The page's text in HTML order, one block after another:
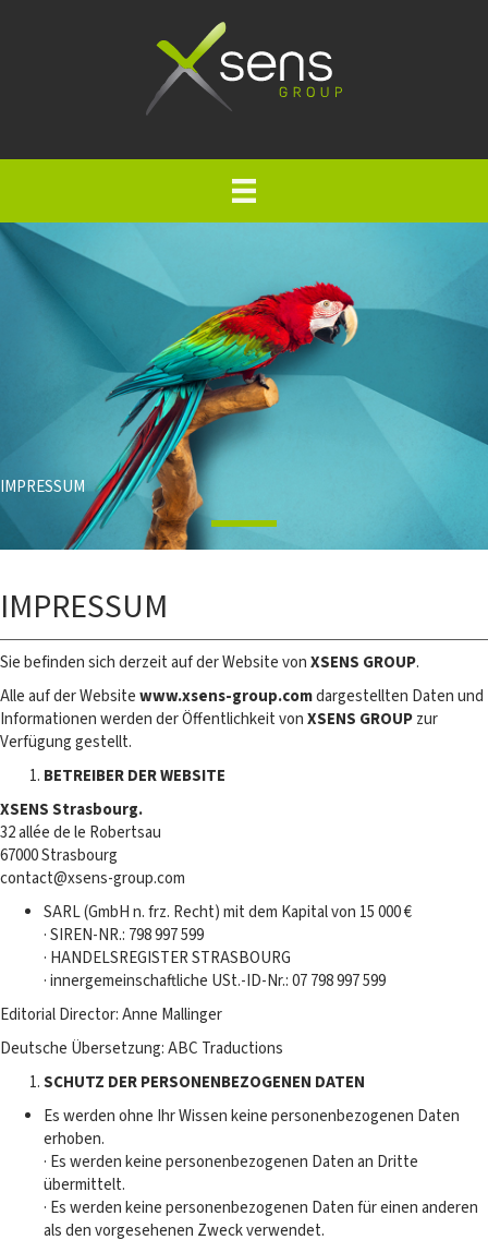
IMPRESSUM
IMPRESSUM
Sie befinden sich derzeit auf der Website vonXSENS GROUP.
Alle auf der Websitewww.xsens-group.comdargestellten Daten und
Informationen werden der Öffentlichkeit vonXSENS GROUPzur
Verfügung gestellt.
BETREIBER DER WEBSITE
XSENS Strasbourg.
32 allée de le Robertsau
67000 Strasbourg
contact@xsens-group.com
SARL (GmbH n. frz. Recht) mit dem Kapital von 15 000 €
· SIREN-NR.: 798 997 599
· HANDELSREGISTER STRASBOURG
· innergemeinschaftliche USt.-ID-Nr.: 07 798 997 599
Editorial Director: Anne Mallinger
Deutsche Übersetzung: ABC Traductions
SCHUTZ DER PERSONENBEZOGENEN DATEN
Es werden ohne Ihr Wissen keine personenbezogenen Daten
erhoben.
· Es werden keine personenbezogenen Daten an Dritte
übermittelt.
· Es werden keine personenbezogenen Daten für einen anderen
als den vorgesehenen Zweck verwendet.